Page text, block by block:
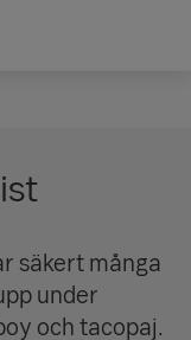
säkert många
under
och tacopaj.